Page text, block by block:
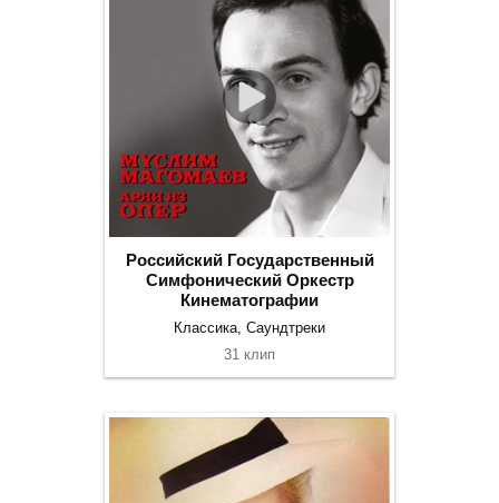
Российский Государственный
Симфонический Оркестр
Кинематографии
Классика, Саундтреки
31 клип